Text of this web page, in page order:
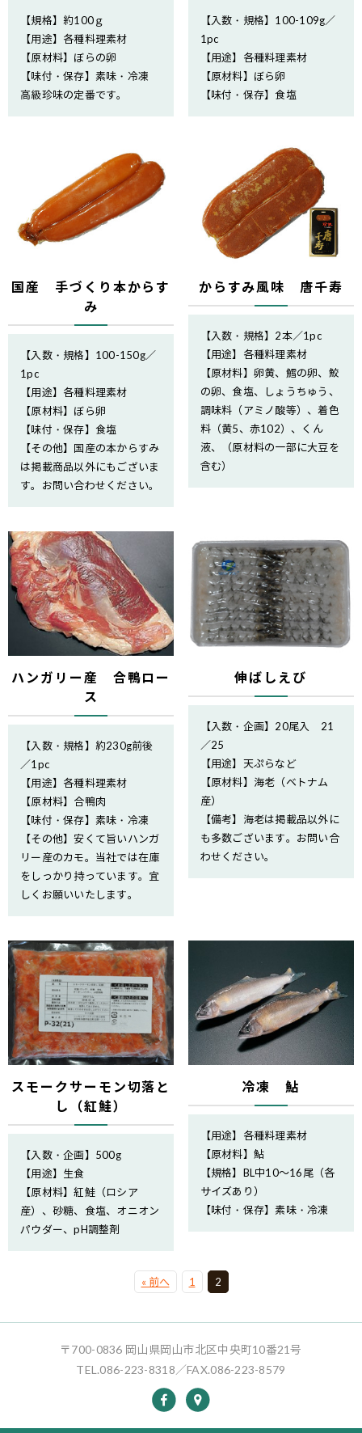
【規格】約100ｇ
【用途】各種料理素材
【原材料】ぼらの卵
【味付・保存】素味・冷凍
高級珍味の定番です。
【入数・規格】100-109g／
1pc
【用途】各種料理素材
【原材料】ぼら卵
【味付・保存】食塩
国産 手づくり本からす
み
【入数・規格】100-150g／
1pc
【用途】各種料理素材
【原材料】ぼら卵
【味付・保存】食塩
【その他】国産の本からすみ
は掲載商品以外にもございま
す。お問い合わせください。
からすみ風味 唐千寿
【入数・規格】2本／1pc
【用途】各種料理素材
【原材料】卵黄、鱈の卵、鮫
の卵、食塩、しょうちゅう、
調味料（アミノ酸等）、着色
料（黄5、赤102）、くん
液、（原材料の一部に大豆を
含む）
ハンガリー産 合鴨ロー
ス
【入数・規格】約230g前後
／1pc
【用途】各種料理素材
【原材料】合鴨肉
【味付・保存】素味・冷凍
【その他】安くて旨いハンガ
リー産のカモ。当社では在庫
をしっかり持っています。宜
しくお願いいたします。
伸ばしえび
【入数・企画】20尾入 21
／25
【用途】天ぷらなど
【原材料】海老（ベトナム
産）
【備考】海老は掲載品以外に
も多数ございます。お問い合
わせください。
スモークサーモン切落と
し（紅鮭）
【入数・企画】500g
【用途】生食
【原材料】紅鮭（ロシア
産）、砂糖、食塩、オニオン
パウダー、pH調整剤
冷凍 鮎
【用途】各種料理素材
【原材料】鮎
【規格】BL中10～16尾（各
サイズあり）
【味付・保存】素味・冷凍
« 前へ 1 2
〒700-0836 岡山県岡山市北区中央町10番21号
TEL.086-223-8318／FAX.086-223-8579